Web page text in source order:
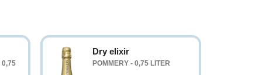
0,75
Dry elixir
POMMERY - 0,75 LITER